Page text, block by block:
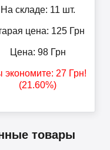
На складе: 11 шт.
цена: 125 Грн
Цена: 98Грн
экономите: 27Грн!
(21.60%)
товары